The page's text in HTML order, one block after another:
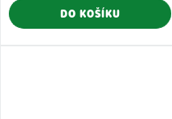
DO KOŠÍKU